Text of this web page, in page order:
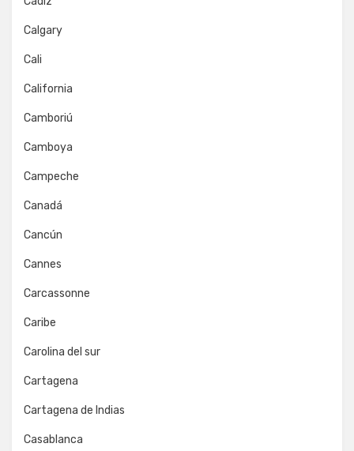
Calgary
Cali
California
Camboriú
Camboya
Campeche
Canadá
Cancún
Cannes
Carcassonne
Caribe
Carolina del sur
Cartagena
Cartagena de Indias
Casablanca